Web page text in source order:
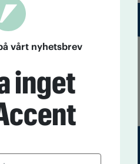
vårt nyhetsbrev
inget